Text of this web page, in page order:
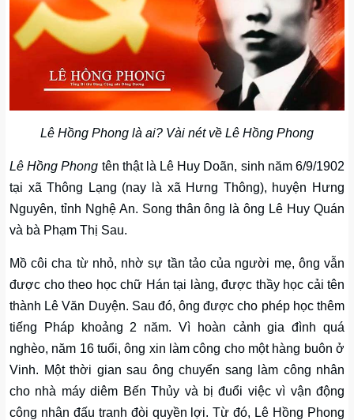
Lê Hồng Phong là ai? Vài nét về Lê Hồng Phong
Lê Hồng Phong tên thật là Lê Huy Doãn, sinh năm 6/9/1902
tại xã Thông Lạng (nay là xã Hưng Thông), huyện Hưng
Nguyên, tỉnh Nghệ An. Song thân ông là ông Lê Huy Quán
và bà Phạm Thị Sau.
Mồ côi cha từ nhỏ, nhờ sự tần tảo của người mẹ, ông vẫn
được cho theo học chữ Hán tại làng, được thầy học cải tên
thành Lê Văn Duyện. Sau đó, ông được cho phép học thêm
tiếng Pháp khoảng 2 năm. Vì hoàn cảnh gia đình quá
nghèo, năm 16 tuổi, ông xin làm công cho một hàng buôn ở
Vinh. Một thời gian sau ông chuyển sang làm công nhân
cho nhà máy diêm Bến Thủy và bị đuổi việc vì vận động
công nhân đấu tranh đòi quyền lợi. Từ đó, Lê Hồng Phong